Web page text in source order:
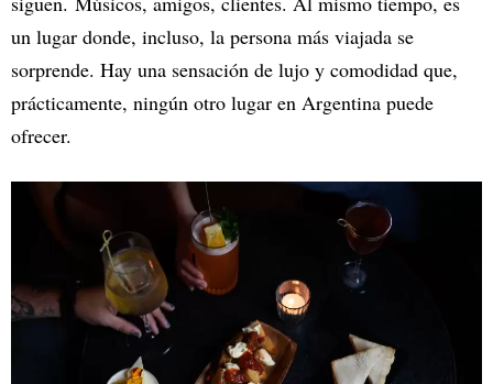
un lugar donde, incluso, la persona más viajada se
sorprende. Hay una sensación de lujo y comodidad que,
prácticamente, ningún otro lugar en Argentina puede
ofrecer.